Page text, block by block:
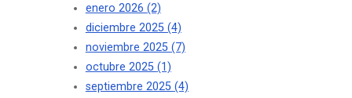
enero 2026 (2)
diciembre 2025 (4)
noviembre 2025 (7)
octubre 2025 (1)
septiembre 2025 (4)